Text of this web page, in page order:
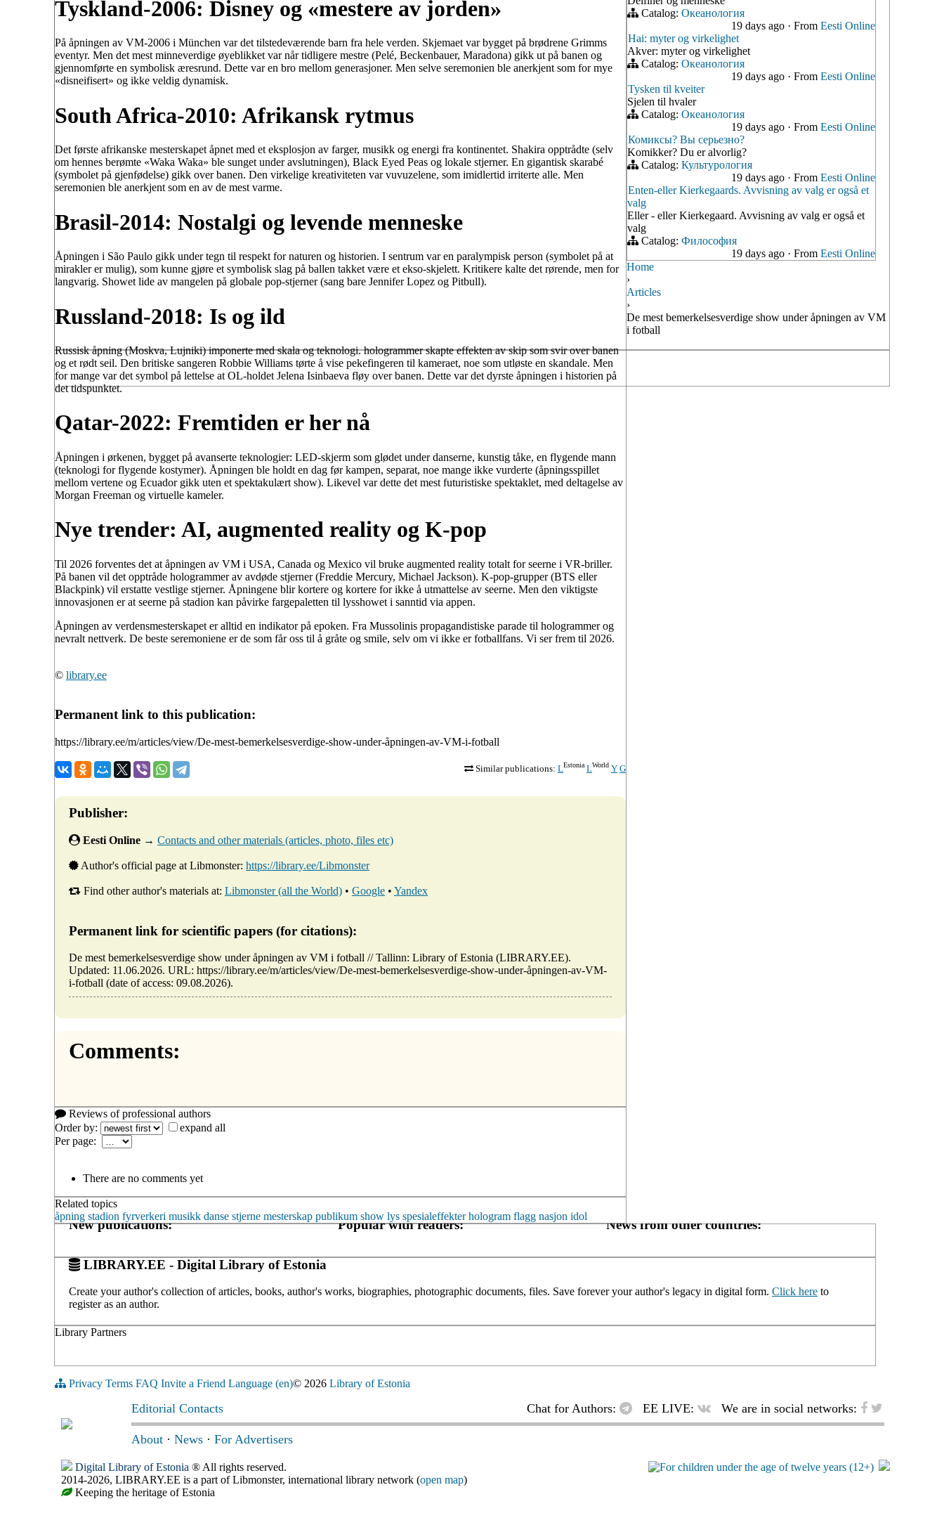
Tyskland-2006: Disney og «mestere av jorden»
På åpningen av VM-2006 i München var det tilstedeværende barn fra hele verden. Skjemaet var bygget på brødrene Grimms
eventyr. Men det mest minneverdige øyeblikket var når tidligere mestre (Pelé, Beckenbauer, Maradona) gikk ut på banen og
gjennomførte en symbolisk æresrund. Dette var en bro mellom generasjoner. Men selve seremonien ble anerkjent som for mye
«disneifisert» og ikke veldig dynamisk.
South Africa-2010: Afrikansk rytmus
Det første afrikanske mesterskapet åpnet med et eksplosjon av farger, musikk og energi fra kontinentet. Shakira opptrådte (selv
om hennes berømte «Waka Waka» ble sunget under avslutningen), Black Eyed Peas og lokale stjerner. En gigantisk skarabé
(symbolet på gjenfødelse) gikk over banen. Den virkelige kreativiteten var vuvuzelene, som imidlertid irriterte alle. Men
seremonien ble anerkjent som en av de mest varme.
Brasil-2014: Nostalgi og levende menneske
Åpningen i São Paulo gikk under tegn til respekt for naturen og historien. I sentrum var en paralympisk person (symbolet på at
mirakler er mulig), som kunne gjøre et symbolisk slag på ballen takket være et ekso-skjelett. Kritikere kalte det rørende, men for
langvarig. Showet lide av mangelen på globale pop-stjerner (sang bare Jennifer Lopez og Pitbull).
Russland-2018: Is og ild
Russisk åpning (Moskva, Lujniki) imponerte med skala og teknologi. hologrammer skapte effekten av skip som svir over banen
og et rødt seil. Den britiske sangeren Robbie Williams tørte å vise pekefingeren til kameraet, noe som utløste en skandale. Men
for mange var det symbol på lettelse at OL-holdet Jelena Isinbaeva fløy over banen. Dette var det dyrste åpningen i historien på
det tidspunktet.
Qatar-2022: Fremtiden er her nå
Åpningen i ørkenen, bygget på avanserte teknologier: LED-skjerm som glødet under danserne, kunstig tåke, en flygende mann
(teknologi for flygende kostymer). Åpningen ble holdt en dag før kampen, separat, noe mange ikke vurderte (åpningsspillet
mellom vertene og Ecuador gikk uten et spektakulært show). Likevel var dette det mest futuristiske spektaklet, med deltagelse av
Morgan Freeman og virtuelle kameler.
Nye trender: AI, augmented reality og K-pop
Til 2026 forventes det at åpningen av VM i USA, Canada og Mexico vil bruke augmented reality totalt for seerne i VR-briller.
På banen vil det opptråde hologrammer av avdøde stjerner (Freddie Mercury, Michael Jackson). K-pop-grupper (BTS eller
Blackpink) vil erstatte vestlige stjerner. Åpningene blir kortere og kortere for ikke å utmattelse av seerne. Men den viktigste
innovasjonen er at seerne på stadion kan påvirke fargepaletten til lysshowet i sanntid via appen.
Åpningen av verdensmesterskapet er alltid en indikator på epoken. Fra Mussolinis propagandistiske parade til hologrammer og
nevralt nettverk. De beste seremoniene er de som får oss til å gråte og smile, selv om vi ikke er fotballfans. Vi ser frem til 2026.
© library.ee
Permanent link to this publication:
https://library.ee/m/articles/view/De-mest-bemerkelsesverdige-show-under-åpningen-av-VM-i-fotball
Similar publications: LEstonia LWorld Y G
Publisher:
Eesti Online → Contacts and other materials (articles, photo, files etc)
Author's official page at Libmonster: https://library.ee/Libmonster
Find other author's materials at: Libmonster (all the World) • Google • Yandex
Permanent link for scientific papers (for citations):
De mest bemerkelsesverdige show under åpningen av VM i fotball // Tallinn: Library of Estonia (LIBRARY.EE).
Updated: 11.06.2026. URL: https://library.ee/m/articles/view/De-mest-bemerkelsesverdige-show-under-åpningen-av-VM-
i-fotball (date of access: 09.08.2026).
Comments:
Reviews of professional authors
Order by:
expand all
Per page:
There are no comments yet
Related topics
åpning stadion fyrverkeri musikk danse stjerne mesterskap publikum show lys spesialeffekter hologram flagg nasjon idol
Catalog: Океанология
19 days ago · From Eesti Online
Hai: myter og virkelighet
Akver: myter og virkelighet
Catalog: Океанология
19 days ago · From Eesti Online
Tysken til kveiter
Sjelen til hvaler
Catalog: Океанология
19 days ago · From Eesti Online
Комиксы? Вы серьезно?
Komikker? Du er alvorlig?
Catalog: Культурология
19 days ago · From Eesti Online
Enten-eller Kierkegaards. Avvisning av valg er også et
valg
Eller - eller Kierkegaard. Avvisning av valg er også et
valg
Catalog: Философия
19 days ago · From Eesti Online
New publications: Popular with readers: News from other countries:
LIBRARY.EE - Digital Library of Estonia
Create your author's collection of articles, books, author's works, biographies, photographic documents, files. Save forever your author's legacy in digital form. Click here to
register as an author.
Library Partners
Home
›
Articles
›
De mest bemerkelsesverdige show under åpningen av VM
i fotball
Privacy Terms FAQ Invite a Friend Language (en)© 2026 Library of Estonia
Editorial Contacts Chat for Authors: EE LIVE: We are in social networks:
About · News · For Advertisers
Digital Library of Estonia ® All rights reserved.
2014-2026, LIBRARY.EE is a part of Libmonster, international library network (open map)
Keeping the heritage of Estonia